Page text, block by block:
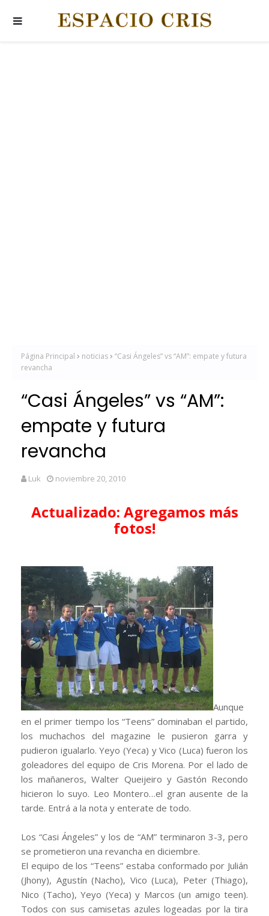
Página Principal noticias
“Casi Ángeles” vs “AM”: empate y futura
revancha
“Casi Ángeles” vs “AM”:
empate y futura
revancha
Luk noviembre 20, 2010
Actualizado: Agregamos más
fotos!
Aunque
en el primer tiempo los “Teens” dominaban el partido,
los muchachos del magazine le pusieron garra y
pudieron igualarlo. Yeyo (Yeca) y Vico (Luca) fueron los
goleadores del equipo de Cris Morena. Por el lado de
los mañaneros, Walter Queijeiro y Gastón Recondo
hicieron lo suyo. Leo Montero…el gran ausente de la
tarde. Entrá a la nota y enterate de todo.
Los “Casi Ángeles” y los de “AM” terminaron 3-3, pero
se prometieron una revancha en diciembre.
El equipo de los “Teens” estaba conformado por Julián
(Jhony), Agustín (Nacho), Vico (Luca), Peter (Thiago),
Nico (Tacho), Yeyo (Yeca) y Marcos (un amigo teen).
Todos con sus camisetas azules logeadas por la tira